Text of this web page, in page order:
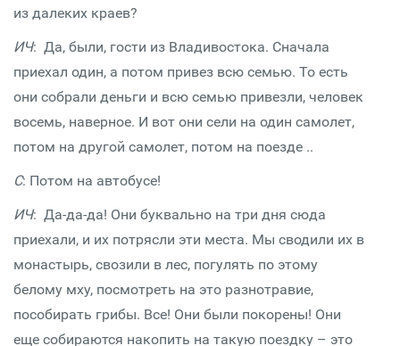
из далеких краев?
ИЧ: Да, были, гости из Владивостока. Сначала
приехал один, а потом привез всю семью. То есть
они собрали деньги и всю семью привезли, человек
восемь, наверное. И вот они сели на один самолет,
потом на другой самолет, потом на поезде ..
С: Потом на автобусе!
ИЧ: Да-да-да! Они буквально на три дня сюда
приехали, и их потрясли эти места. Мы сводили их в
монастырь, свозили в лес, погулять по этому
белому мху, посмотреть на это разнотравие,
пособирать грибы. Все! Они были покорены! Они
еще собираются накопить на такую поездку – это